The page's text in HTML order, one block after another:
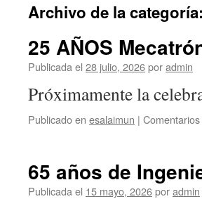
Archivo de la categoría:
25 AÑOS
Publicada el 28 julio, 2026poradmin
Próximamente la
Publicado en esalaimun |
65 años de
Publicada el 15 mayo, 2026poradmin